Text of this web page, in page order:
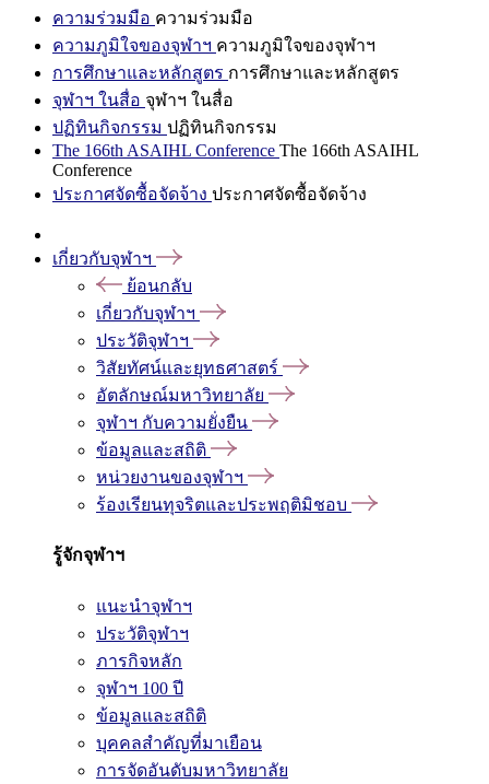
ความร่วมมือ ความร่วมมือ
ความภูมิใจของจุฬาฯ ความภูมิใจของจุฬาฯ
การศึกษาและหลักสูตร การศึกษาและหลักสูตร
จุฬาฯ ในสื่อ จุฬาฯ ในสื่อ
ปฏิทินกิจกรรม ปฏิทินกิจกรรม
The 166th ASAIHL Conference The 166th ASAIHL
Conference
ประกาศจัดซื้อจัดจ้าง ประกาศจัดซื้อจัดจ้าง
เกี่ยวกับจุฬาฯ
ย้อนกลับ
เกี่ยวกับจุฬาฯ
ประวัติจุฬาฯ
วิสัยทัศน์และยุทธศาสตร์
อัตลักษณ์มหาวิทยาลัย
จุฬาฯ กับความยั่งยืน
ข้อมูลและสถิติ
หน่วยงานของจุฬาฯ
ร้องเรียนทุจริตและประพฤติมิชอบ
รู้จักจุฬาฯ
แนะนำจุฬาฯ
ประวัติจุฬาฯ
ภารกิจหลัก
จุฬาฯ 100 ปี
ข้อมูลและสถิติ
บุคคลสำคัญที่มาเยือน
การจัดอันดับมหาวิทยาลัย